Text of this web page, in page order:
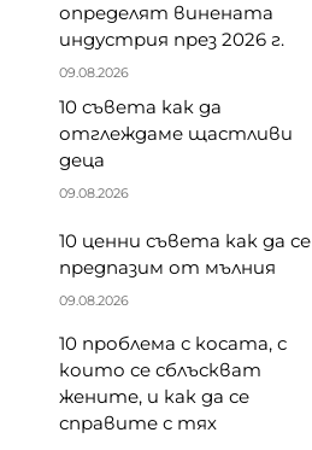
определят винената
индустрия през 2026 г.
09.08.2026
10 съвета как да
отглеждаме щастливи
деца
09.08.2026
10 ценни съвета как да се
предпазим от мълния
09.08.2026
10 проблема с косата, с
които се сблъскват
жените, и как да се
справите с тях